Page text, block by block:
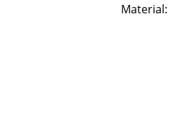
Material: